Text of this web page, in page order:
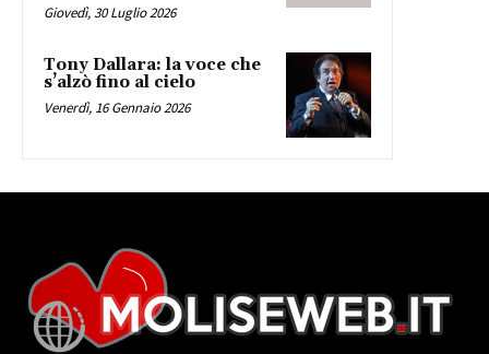
Giovedì, 30 Luglio 2026
Tony Dallara: la voce che
s’alzò fino al cielo
Venerdì, 16 Gennaio 2026